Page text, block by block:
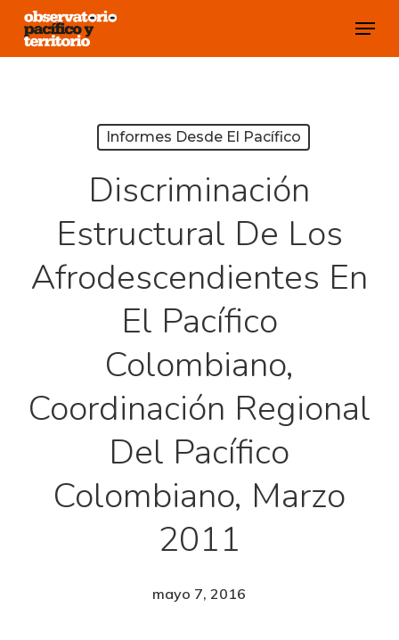
Skip
Menu
Informes Desde El Pacífico
Discriminación
Estructural De Los
Afrodescendientes En
El Pacífico
Colombiano,
Coordinación Regional
Del Pacífico
Colombiano, Marzo
2011
mayo 7, 2016
Close